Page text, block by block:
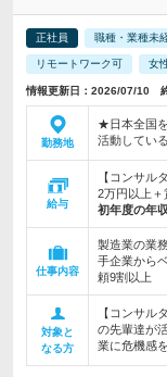
正社員 職種・業種未
リモートワーク可 女
情報更新日：2026/07/10
勤務地
★日本全国
活動してい
給与
【コンサル
2万円以上
初年度の年
仕事内容
製造業の業
手企業から
頼9割以上
対象と
なる方
【コンサル
の先輩達が
業に危機感